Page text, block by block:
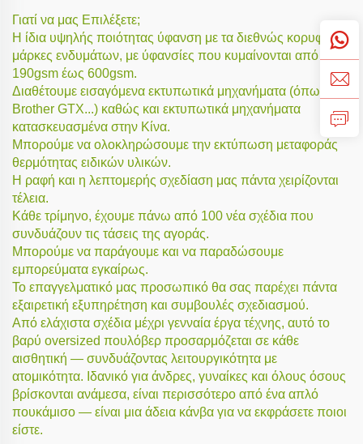
Γιατί να μας Επιλέξετε;
Η ίδια υψηλής ποιότητας ύφανση με τα διεθνώς κορυφαία
μάρκες ενδυμάτων, με ύφανσίες που κυμαίνονται από
190gsm έως 600gsm.
Διαθέτουμε εισαγόμενα εκτυπωτικά μηχανήματα (όπως
Brother GTX...) καθώς και εκτυπωτικά μηχανήματα
κατασκευασμένα στην Κίνα.
Μπορούμε να ολοκληρώσουμε την εκτύπωση μεταφοράς
θερμότητας ειδικών υλικών.
Η ραφή και η λεπτομερής σχεδίαση μας πάντα χειρίζονται
τέλεια.
Κάθε τρίμηνο, έχουμε πάνω από 100 νέα σχέδια που
συνδυάζουν τις τάσεις της αγοράς.
Μπορούμε να παράγουμε και να παραδώσουμε
εμπορεύματα εγκαίρως.
Το επαγγελματικό μας προσωπικό θα σας παρέχει πάντα
εξαιρετική εξυπηρέτηση και συμβουλές σχεδιασμού.
Από ελάχιστα σχέδια μέχρι γενναία έργα τέχνης, αυτό το
βαρύ oversized πουλόβερ προσαρμόζεται σε κάθε
αισθητική — συνδυάζοντας λειτουργικότητα με
ατομικότητα. Ιδανικό για άνδρες, γυναίκες και όλους όσους
βρίσκονται ανάμεσα, είναι περισσότερο από ένα απλό
πουκάμισο — είναι μια άδεια κάνβα για να εκφράσετε ποιοι
είστε.